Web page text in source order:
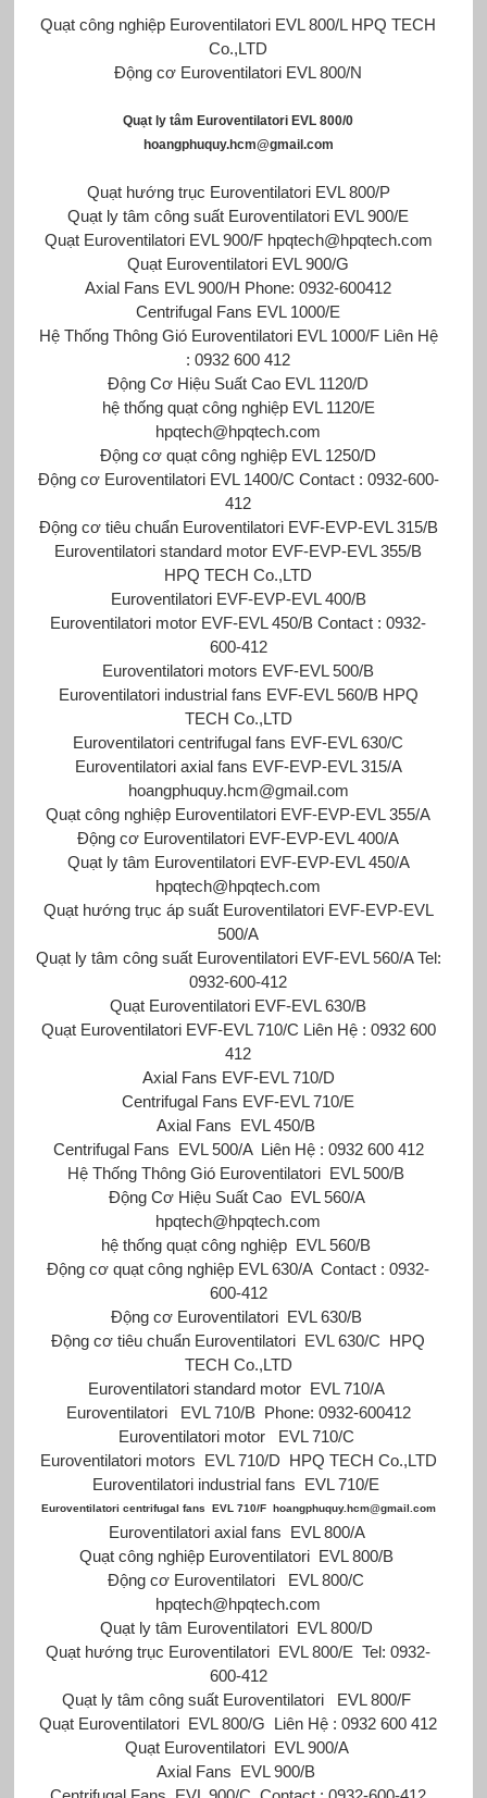
Quạt công nghiệp Euroventilatori EVL 800/L HPQ TECH
Co.,LTD
Động cơ Euroventilatori EVL 800/N
Quạt ly tâm Euroventilatori EVL 800/0
hoangphuquy.hcm@gmail.com
Quạt hướng trục Euroventilatori EVL 800/P
Quạt ly tâm công suất Euroventilatori EVL 900/E
Quạt Euroventilatori EVL 900/F hpqtech@hpqtech.com
Quạt Euroventilatori EVL 900/G
Axial Fans EVL 900/H Phone: 0932-600412
Centrifugal Fans EVL 1000/E
Hệ Thống Thông Gió Euroventilatori EVL 1000/F Liên Hệ
: 0932 600 412
Động Cơ Hiệu Suất Cao EVL 1120/D
hệ thống quạt công nghiệp EVL 1120/E
hpqtech@hpqtech.com
Động cơ quạt công nghiệp EVL 1250/D
Động cơ Euroventilatori EVL 1400/C Contact : 0932-600-
412
Động cơ tiêu chuẩn Euroventilatori EVF-EVP-EVL 315/B
Euroventilatori standard motor EVF-EVP-EVL 355/B
HPQ TECH Co.,LTD
Euroventilatori EVF-EVP-EVL 400/B
Euroventilatori motor EVF-EVL 450/B Contact : 0932-
600-412
Euroventilatori motors EVF-EVL 500/B
Euroventilatori industrial fans EVF-EVL 560/B HPQ
TECH Co.,LTD
Euroventilatori centrifugal fans EVF-EVL 630/C
Euroventilatori axial fans EVF-EVP-EVL 315/A
hoangphuquy.hcm@gmail.com
Quạt công nghiệp Euroventilatori EVF-EVP-EVL 355/A
Động cơ Euroventilatori EVF-EVP-EVL 400/A
Quạt ly tâm Euroventilatori EVF-EVP-EVL 450/A
hpqtech@hpqtech.com
Quạt hướng trục áp suất Euroventilatori EVF-EVP-EVL
500/A
Quạt ly tâm công suất Euroventilatori EVF-EVL 560/A Tel:
0932-600-412
Quạt Euroventilatori EVF-EVL 630/B
Quạt Euroventilatori EVF-EVL 710/C Liên Hệ : 0932 600
412
Axial Fans EVF-EVL 710/D
Centrifugal Fans EVF-EVL 710/E
Axial Fans EVL 450/B
Centrifugal Fans EVL 500/A Liên Hệ : 0932 600 412
Hệ Thống Thông Gió Euroventilatori EVL 500/B
Động Cơ Hiệu Suất Cao EVL 560/A
hpqtech@hpqtech.com
hệ thống quạt công nghiệp EVL 560/B
Động cơ quạt công nghiệp EVL 630/A Contact : 0932-
600-412
Động cơ Euroventilatori EVL 630/B
Động cơ tiêu chuẩn Euroventilatori EVL 630/C HPQ
TECH Co.,LTD
Euroventilatori standard motor EVL 710/A
Euroventilatori
EVL 710/B Phone: 0932-600412
Euroventilatori motor
EVL 710/C
Euroventilatori motors EVL 710/D HPQ TECH Co.,LTD
Euroventilatori industrial fans EVL 710/E
Euroventilatori centrifugal fans EVL 710/F hoangphuquy.hcm@gmail.com
Euroventilatori axial fans EVL 800/A
Quạt công nghiệp Euroventilatori EVL 800/B
Động cơ Euroventilatori
EVL 800/C
hpqtech@hpqtech.com
Quạt ly tâm Euroventilatori EVL 800/D
Quạt hướng trục Euroventilatori EVL 800/E Tel: 0932-
600-412
Quạt ly tâm công suất Euroventilatori
EVL 800/F
Quạt Euroventilatori EVL 800/G Liên Hệ : 0932 600 412
Quạt Euroventilatori EVL 900/A
Axial Fans EVL 900/B